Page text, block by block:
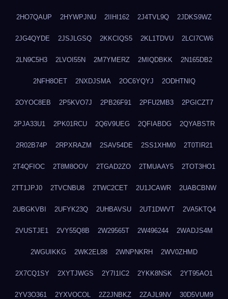
2HO7QAUP 2HYWPJNU 2IIHI162 2J4TVL9Q 2JDKS9WZ
2JG4QYDE 2JSJLGSQ 2KKCIQS5 2KL1TDVU 2LCI7CW6
2LN9C5H3 2LVOI55N 2M7YMERZ 2MIQDBKK 2N165DB2
2NFH8OET 2NXDJSMA 2OC6YQYJ 2ODHTNIQ
2OYOC8EB 2P5KVO7J 2PB26F91 2PFU2MB3 2PGICZT7
2PJA33U1 2PK01RCU 2Q6V9UEG 2QFIABDG 2QYABSTR
2R02B74P 2RPXRAZM 2SAV54DE 2SS1XHM0 2T0TIR21
2T4QFIOC 2T8M8OOV 2TGAD2ZO 2TMUAAY5 2TOT3HO1
2TT1JPJ0 2TVCNBU8 2TWC2CET 2U1JCAWR 2UABCBNW
2UBGKVBI 2UFYK23Q 2UHBAVSU 2UT1DWVT 2VA5KTQ4
2VUSTJE1 2VY55Q8B 2W29565T 2W496244 2WADJS4M
2WGUIKKG 2WK2EL88 2WNPNKRH 2WV0ZHMD
2X7CQ1SY 2XYTJWGS 2Y7I1IC2 2YKK8NSK 2YT95AO1
2YV3O361 2YXVOCOL 2Z2JNBKZ 2ZAJL9NV 30D5VUM9